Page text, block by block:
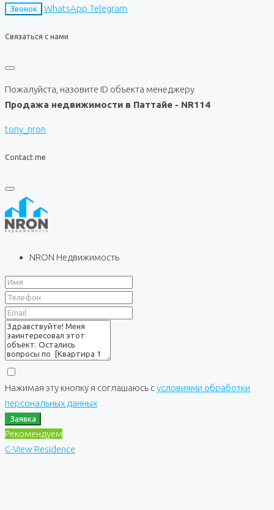
Звонок WhatsApp Telegram
Связаться с нами
Пожалуйста, назовите ID объекта менеджеру
Продажа недвижимости в Паттайе - NR114
tony_nron
Contact me
NRON Недвижимость
Нажимая эту кнопку я соглашаюсь сусловиями обработки
персональных данных
Заявка
Рекомендуем
C-View Residence